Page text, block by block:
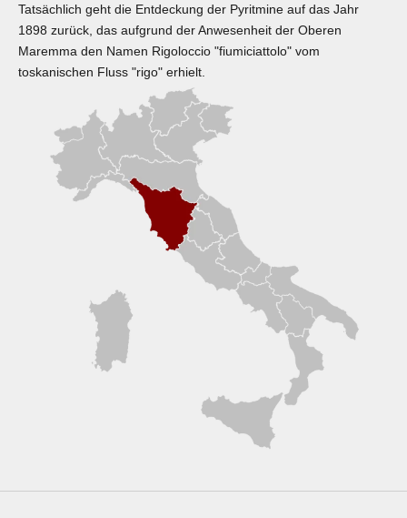
Tatsächlich geht die Entdeckung der Pyritmine auf das Jahr
1898 zurück, das aufgrund der Anwesenheit der Oberen
Maremma den Namen Rigoloccio "fiumiciattolo" vom
toskanischen Fluss "rigo" erhielt.